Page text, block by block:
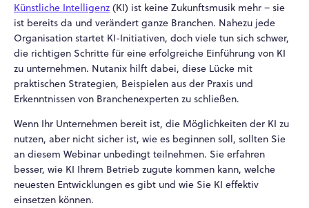
Künstliche Intelligenz (KI) ist keine Zukunftsmusik mehr – sie
ist bereits da und verändert ganze Branchen. Nahezu jede
Organisation startet KI-Initiativen, doch viele tun sich schwer,
die richtigen Schritte für eine erfolgreiche Einführung von KI
zu unternehmen. Nutanix hilft dabei, diese Lücke mit
praktischen Strategien, Beispielen aus der Praxis und
Erkenntnissen von Branchenexperten zu schließen.
Wenn Ihr Unternehmen bereit ist, die Möglichkeiten der KI zu
nutzen, aber nicht sicher ist, wie es beginnen soll, sollten Sie
an diesem Webinar unbedingt teilnehmen. Sie erfahren
besser, wie KI Ihrem Betrieb zugute kommen kann, welche
neuesten Entwicklungen es gibt und wie Sie KI effektiv
einsetzen können.